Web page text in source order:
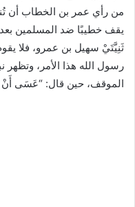
من رأي عمر بن الخطاب أن
يقف خطيبًا ضد المسلمين
ثَنِيَّتَيْ سهيل بن عمرو، فلا
رسول الله هذا الأمر،
الموقف، حين قال: “عَسَى أَنْ